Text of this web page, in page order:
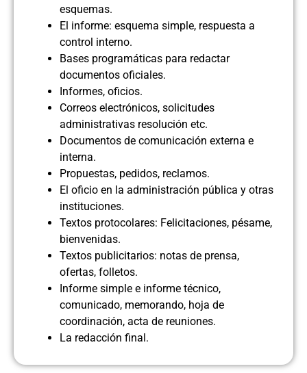
esquemas.
El informe: esquema simple, respuesta a
control interno.
Bases programáticas para redactar
documentos oficiales.
Informes, oficios.
Correos electrónicos, solicitudes
administrativas resolución etc.
Documentos de comunicación externa e
interna.
Propuestas, pedidos, reclamos.
El oficio en la administración pública y otras
instituciones.
Textos protocolares: Felicitaciones, pésame,
bienvenidas.
Textos publicitarios: notas de prensa,
ofertas, folletos.
Informe simple e informe técnico,
comunicado, memorando, hoja de
coordinación, acta de reuniones.
La redacción final.